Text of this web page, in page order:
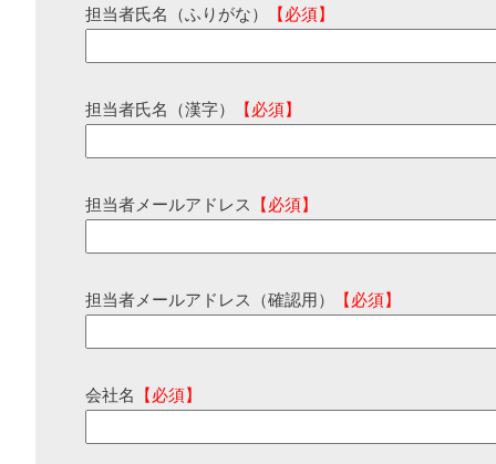
担当者氏名（ふりがな） 【必須】
担当者氏名（漢字） 【必須】
担当者メールアドレス 【必須】
担当者メールアドレス（確認用） 【必須】
会社名 【必須】